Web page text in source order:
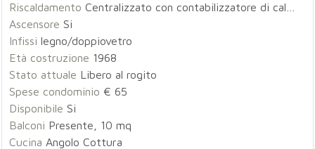
Riscaldamento Centralizzato con contabilizzatore di calore
Ascensore Si
Infissi legno/doppiovetro
Età costruzione 1968
Stato attuale Libero al rogito
Spese condominio € 65
Disponibile Si
Balconi Presente, 10 mq
Cucina Angolo Cottura